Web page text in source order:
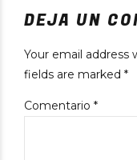
DEJA UN
Your email address
fields are marked *
Comentario *